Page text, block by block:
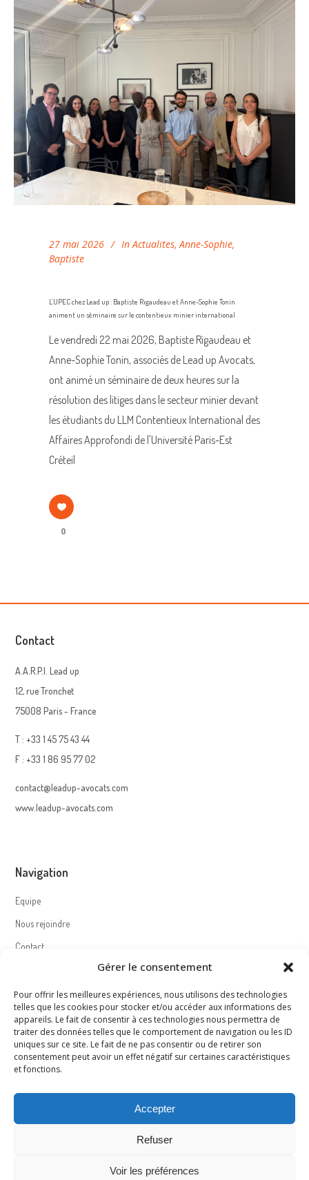
Gérer le consentement
Pour offrir les meilleures expériences, nous utilisons des technologies
telles que les cookies pour stocker et/ou accéder aux informations des
appareils. Le fait de consentir à ces technologies nous permettra de
traiter des données telles que le comportement de navigation ou les ID
uniques sur ce site. Le fait de ne pas consentir ou de retirer son
consentement peut avoir un effet négatif sur certaines caractéristiques
et fonctions.
Accepter
Refuser
Voir les préférences
27 mai 2026 In Actualites,Anne-Sophie,
Baptiste
L’UPEC chez Lead up : Baptiste Rigaudeau et Anne-Sophie Tonin
animent un séminaire sur le contentieux minier international
Le vendredi 22 mai 2026, Baptiste Rigaudeau et
Anne-Sophie Tonin, associés de Lead up Avocats,
ont animé un séminaire de deux heures sur la
résolution des litiges dans le secteur minier devant
les étudiants du LLM Contentieux International des
Affaires Approfondi de l'Université Paris-Est
Créteil
0
Contact
A.A.R.P.I. Lead up
12, rue Tronchet
75008 Paris - France
T : +33 1 45 75 43 44
F : +33 1 86 95 77 02
contact@leadup-avocats.com
www.leadup-avocats.com
Navigation
Equipe
Nous rejoindre
Contact
Politique de cookies (UE)
Nous suivre – Follow us
Mentions légales – Legal notice